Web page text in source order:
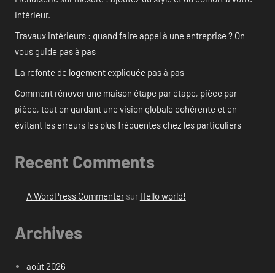
intérieur.
Travaux intérieurs : quand faire appel à une entreprise ? On
vous guide pas à pas
La refonte de logement expliquée pas à pas
Comment rénover une maison étape par étape, pièce par
pièce, tout en gardant une vision globale cohérente et en
évitant les erreurs les plus fréquentes chez les particuliers
Recent Comments
A WordPress Commentersur Hello world!
Archives
août 2026